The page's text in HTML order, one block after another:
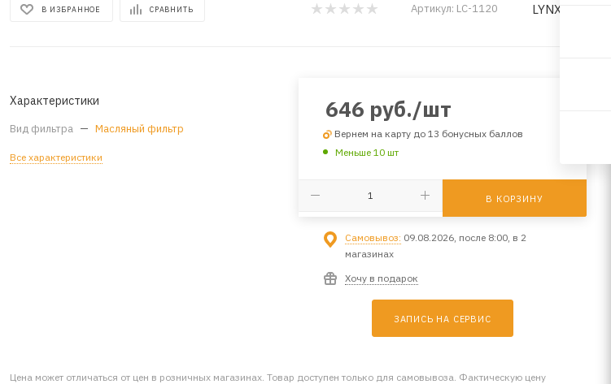
В ИЗБРАННОЕ СРАВНИТЬ Артикул: LC-1120 LYNXauto
Характеристики
Вид фильтра — Масляный фильтр
Все характеристики
646 руб./шт
Вернем на карту до 13 бонусных баллов
Меньше 10 шт
В КОРЗИНУ
Самовывоз: 09.08.2026, после 8:00, в 2
магазинах
Хочу в подарок
ЗАПИСЬ НА СЕРВИС
Цена может отличаться от цен в розничных магазинах. Товар доступен только для самовывоза. Фактическую цену